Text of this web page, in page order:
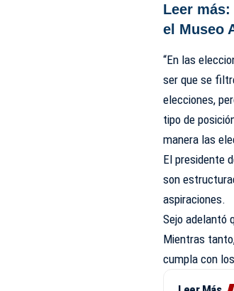
Leer más:
el Museo
“En las
ser que se
elecciones,
tipo de
manera las
El presidente
son
aspiraciones.
Sejo adelantó
Mientras
cumpla con